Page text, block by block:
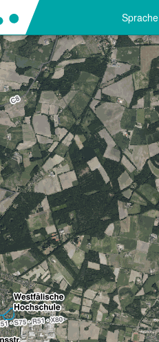
Sprache